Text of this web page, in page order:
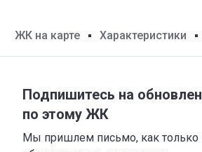
ЖК на карте Характеристики
Подпишитесь на
по этому ЖК
Мы пришлем письмо, как только